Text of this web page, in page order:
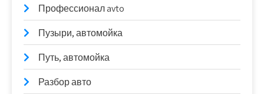
Профессионал avto
Пузыри, автомойка
Путь, автомойка
Разбор авто